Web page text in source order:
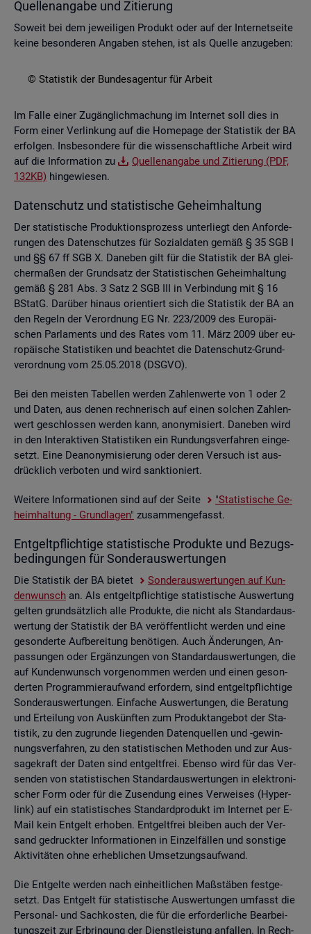
Quel­len­an­ga­be und Zi­tie­rung
So­weit bei dem je­wei­li­gen Pro­dukt oder auf der In­ter­net­sei­te
keine be­son­de­ren An­ga­ben ste­hen, ist als Quel­le an­zu­ge­ben:
© Sta­tis­tik der Bun­des­agen­tur für Ar­beit
Im Falle einer Zu­gäng­lich­ma­chung im In­ter­net soll dies in
Form einer Ver­lin­kung auf die Home­page der Sta­tis­tik der BA
er­fol­gen. Ins­be­son­de­re für die wis­sen­schaft­li­che Ar­beit wird
auf die In­for­ma­ti­on zu
Quel­len­an­ga­be und Zi­tie­rung (PDF,
132KB) hin­ge­wie­sen.
Da­ten­schutz und sta­tis­ti­sche Ge­heim­hal­tung
Der sta­tis­ti­sche Pro­duk­ti­ons­pro­zess un­ter­liegt den An­for­de­
run­gen des Da­ten­schut­zes für So­zi­al­da­ten gemäß § 35 SGB I
und §§ 67 ff SGB X. Da­ne­ben gilt für die Sta­tis­tik der BA glei­
cher­ma­ßen der Grund­satz der Sta­tis­ti­schen Ge­heim­hal­tung
gemäß § 281 Abs. 3 Satz 2 SGB III in Ver­bin­dung mit § 16
BStatG. Dar­über hin­aus ori­en­tiert sich die Sta­tis­tik der BA an
den Re­geln der Ver­ord­nung EG Nr. 223/2009 des Eu­ro­päi­
schen Par­la­ments und des Rates vom 11. März 2009 über eu­
ro­päi­sche Sta­tis­ti­ken und be­ach­tet die Da­ten­schutz-Grund­
ver­ord­nung vom 25.05.2018 (DSGVO).
Bei den meis­ten Ta­bel­len wer­den Zah­len­wer­te von 1 oder 2
und Daten, aus denen rech­ne­risch auf einen sol­chen Zah­len­
wert ge­schlos­sen wer­den kann, an­ony­mi­siert. Da­ne­ben wird
in den In­ter­ak­ti­ven Sta­tis­ti­ken ein Run­dungs­ver­fah­ren ein­ge­
setzt. Eine De­an­ony­mi­sie­rung oder deren Ver­such ist aus­
drück­lich ver­bo­ten und wird sank­tio­niert.
Wei­te­re In­for­ma­tio­nen sind auf der Seite
"Sta­tis­ti­sche Ge­
heim­hal­tung - Grund­la­gen" zu­sam­men­ge­fasst.
Ent­gelt­pflich­ti­ge sta­tis­ti­sche Pro­duk­te und Be­zugs­
be­din­gun­gen für Son­der­aus­wer­tun­gen
Die Sta­tis­tik der BA bie­tet
Son­der­aus­wer­tun­gen auf Kun­
den­wunsch an. Als ent­gelt­pflich­ti­ge sta­tis­ti­sche Aus­wer­tung
gel­ten grund­sätz­lich alle Pro­duk­te, die nicht als Stan­dard­aus­
wer­tung der Sta­tis­tik der BA ver­öf­fent­licht wer­den und eine
ge­son­der­te Auf­be­rei­tung be­nö­ti­gen. Auch Än­de­run­gen, An­
pas­sun­gen oder Er­gän­zun­gen von Stan­dard­aus­wer­tun­gen, die
auf Kun­den­wunsch vor­ge­nom­men wer­den und einen ge­son­
der­ten Pro­gram­mier­auf­wand er­for­dern, sind ent­gelt­pflich­ti­ge
Son­der­aus­wer­tun­gen. Ein­fa­che Aus­wer­tun­gen, die Be­ra­tung
und Er­tei­lung von Aus­künf­ten zum Pro­dukt­an­ge­bot der Sta­
tis­tik, zu den zu­grun­de lie­gen­den Da­ten­quel­len und -ge­win­
nungs­ver­fah­ren, zu den sta­tis­ti­schen Me­tho­den und zur Aus­
sa­ge­kraft der Daten sind ent­gelt­frei. Eben­so wird für das Ver­
sen­den von sta­tis­ti­schen Stan­dard­aus­wer­tun­gen in elek­tro­ni­
scher Form oder für die Zu­sen­dung eines Ver­wei­ses (Hy­per­
link) auf ein sta­tis­ti­sches Stan­dard­pro­dukt im In­ter­net per E-
Mail kein Ent­gelt er­ho­ben. Ent­gelt­frei blei­ben auch der Ver­
sand ge­druck­ter In­for­ma­tio­nen in Ein­zel­fäl­len und sons­ti­ge
Ak­ti­vi­tä­ten ohne er­heb­li­chen Um­set­zungs­auf­wand.
Die Ent­gel­te wer­den nach ein­heit­li­chen Maß­stä­ben fest­ge­
setzt. Das Ent­gelt für sta­tis­ti­sche Aus­wer­tun­gen um­fasst die
Per­so­nal- und Sach­kos­ten, die für die er­for­der­li­che Be­ar­bei­
tungs­zeit zur Er­brin­gung der Dienst­leis­tung an­fal­len. In Rech­